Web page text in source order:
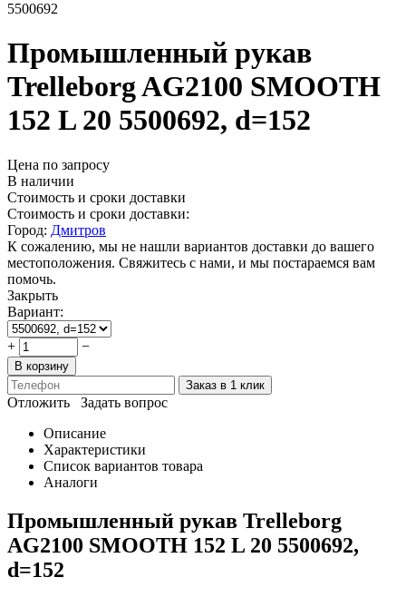
5500692
Промышленный рукав
Trelleborg AG2100 SMOOTH
152 L 20 5500692, d=152
Цена по запросу
В наличии
Стоимость и сроки доставки
Стоимость и сроки доставки:
Город: Дмитров
К сожалению, мы не нашли вариантов доставки до вашего
местоположения. Свяжитесь с нами, и мы постараемся вам
помочь.
Закрыть
Вариант:
+ −
В корзину
Заказ в 1 клик
Отложить
Задать вопрос
Описание
Характеристики
Список вариантов товара
Аналоги
Промышленный рукав Trelleborg
AG2100 SMOOTH 152 L 20 5500692,
d=152